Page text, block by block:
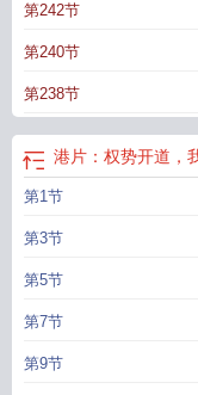
第242节
第240节
第238节
港片：权势开道，
第1节
第3节
第5节
第7节
第9节